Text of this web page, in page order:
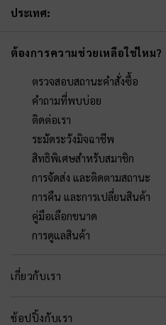
ประเทศ:
ต้องการความช่วยเหลือใช่ไหม?
ตรวจสอบสถานะคำสั่งซื้อ
คำถามที่พบบ่อย
ติดต่อเรา
ระมัดระวังมิจฉาชีพ
สิทธิพิเศษสำหรับสมาชิก
การจัดส่ง และติดตามสถานะ
การคืน และการเปลี่ยนสินค้า
คู่มือเลือกขนาด
การดูแลสินค้า
เกี่ยวกับเรา
ช้อปปิ้งกับเรา